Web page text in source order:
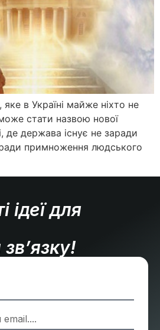
в Україні майже ніхто не
стати назвою нової
де держава існує не заради
примноження людського
ідеї для